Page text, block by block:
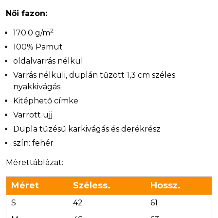
Női fazon:
170.0 g/m2
100% Pamut
oldalvarrás nélkül
Varrás nélküli, duplán tűzött 1,3 cm széles
nyakkivágás
Kitéphető címke
Varrott ujj
Dupla tűzésű karkivágás és derékrész
szín: fehér
Mérettáblázat:
Méret Széless. Hossz.
S 42
61